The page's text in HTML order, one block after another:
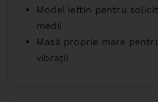
Model ieftin pentru
medii
Masă proprie mare
vibraţii